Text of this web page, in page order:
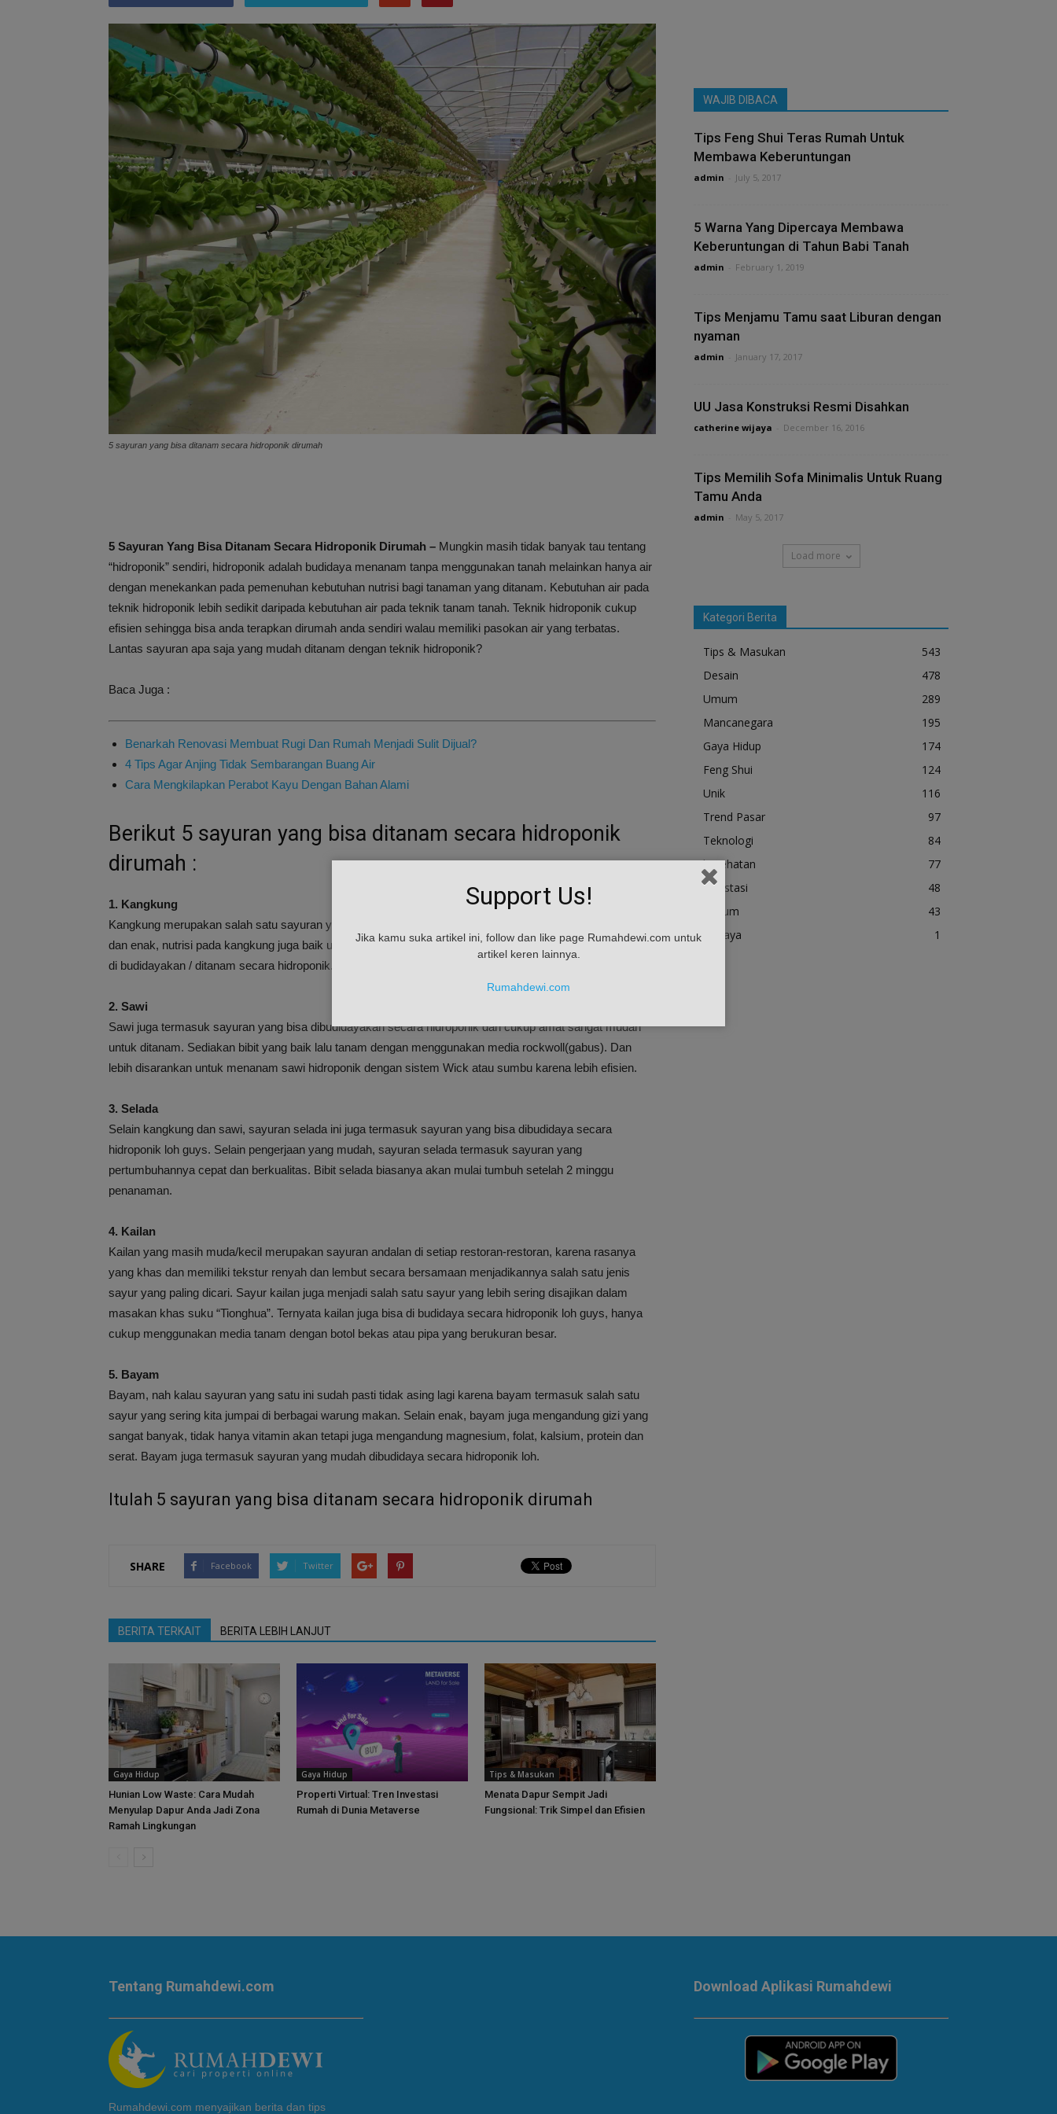
5 sayuran yang bisa ditanam secara hidroponik dirumah
5 Sayuran Yang Bisa Ditanam Secara Hidroponik Dirumah – Mungkin masih tidak banyak tau tentang
“hidroponik” sendiri, hidroponik adalah budidaya menanam tanpa menggunakan tanah melainkan hanya air
dengan menekankan pada pemenuhan kebutuhan nutrisi bagi tanaman yang ditanam. Kebutuhan air pada
teknik hidroponik lebih sedikit daripada kebutuhan air pada teknik tanam tanah. Teknik hidroponik cukup
efisien sehingga bisa anda terapkan dirumah anda sendiri walau memiliki pasokan air yang terbatas.
Lantas sayuran apa saja yang mudah ditanam dengan teknik hidroponik?
Baca Juga :
Benarkah Renovasi Membuat Rugi Dan Rumah Menjadi Sulit Dijual?
4 Tips Agar Anjing Tidak Sembarangan Buang Air
Cara Mengkilapkan Perabot Kayu Dengan Bahan Alami
Berikut 5 sayuran yang bisa ditanam secara hidroponik
dirumah :
1. Kangkung
Kangkung merupakan salah satu sayuran yang digemari di indonesia karena selain rasanya yang khas
dan enak, nutrisi pada kangkung juga baik untuk tubuh. Kangkung termasuk salah satu tanaman yang bisa
di budidayakan / ditanam secara hidroponik.
2. Sawi
Sawi juga termasuk sayuran yang bisa dibudidayakan secara hidroponik dan cukup amat sangat mudah
untuk ditanam. Sediakan bibit yang baik lalu tanam dengan menggunakan media rockwoll(gabus). Dan
lebih disarankan untuk menanam sawi hidroponik dengan sistem Wick atau sumbu karena lebih efisien.
3. Selada
Selain kangkung dan sawi, sayuran selada ini juga termasuk sayuran yang bisa dibudidaya secara
hidroponik loh guys. Selain pengerjaan yang mudah, sayuran selada termasuk sayuran yang
pertumbuhannya cepat dan berkualitas. Bibit selada biasanya akan mulai tumbuh setelah 2 minggu
penanaman.
4. Kailan
Kailan yang masih muda/kecil merupakan sayuran andalan di setiap restoran-restoran, karena rasanya
yang khas dan memiliki tekstur renyah dan lembut secara bersamaan menjadikannya salah satu jenis
sayur yang paling dicari. Sayur kailan juga menjadi salah satu sayur yang lebih sering disajikan dalam
masakan khas suku “Tionghua”. Ternyata kailan juga bisa di budidaya secara hidroponik loh guys, hanya
cukup menggunakan media tanam dengan botol bekas atau pipa yang berukuran besar.
5. Bayam
Bayam, nah kalau sayuran yang satu ini sudah pasti tidak asing lagi karena bayam termasuk salah satu
sayur yang sering kita jumpai di berbagai warung makan. Selain enak, bayam juga mengandung gizi yang
sangat banyak, tidak hanya vitamin akan tetapi juga mengandung magnesium, folat, kalsium, protein dan
serat. Bayam juga termasuk sayuran yang mudah dibudidaya secara hidroponik loh.
Itulah 5 sayuran yang bisa ditanam secara hidroponik dirumah
SHARE Facebook Twitter
BERITA TERKAIT BERITA LEBIH LANJUT
Gaya Hidup
Hunian Low Waste: Cara Mudah
Menyulap Dapur Anda Jadi Zona
Ramah Lingkungan
Gaya Hidup
Properti Virtual: Tren Investasi
Rumah di Dunia Metaverse
Tips & Masukan
Menata Dapur Sempit Jadi
Fungsional: Trik Simpel dan Efisien
WAJIB DIBACA
Tips Feng Shui Teras Rumah Untuk
Membawa Keberuntungan
admin July 5, 2017
5 Warna Yang Dipercaya Membawa
Keberuntungan di Tahun Babi Tanah
admin February 1, 2019
Tips Menjamu Tamu saat Liburan dengan
nyaman
admin January 17, 2017
UU Jasa Konstruksi Resmi Disahkan
catherine wijaya December 16, 2016
Tips Memilih Sofa Minimalis Untuk Ruang
Tamu Anda
admin May 5, 2017
Load more
Kategori Berita
Tips & Masukan
543
Desain
478
Umum
289
Mancanegara
195
Gaya Hidup
174
Feng Shui
124
Unik
116
Trend Pasar
97
Teknologi
84
kesehatan
77
Investasi
48
Hukum
43
Budaya
1
Tentang Rumahdewi.com
Rumahdewi.com menyajikan berita dan tips
Download Aplikasi Rumahdewi
Support Us!
Jika kamu suka artikel ini, follow dan like page Rumahdewi.com untuk
artikel keren lainnya.
Rumahdewi.com